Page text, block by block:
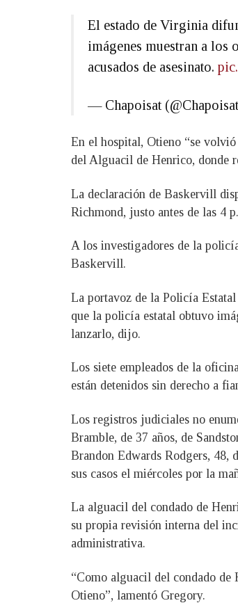
El estado de Virginia
imágenes muestran a los
acusados de asesinato.
— Chapoisat
En el hospital, Otieno “se
del Alguacil de Henrico, donde
La declaración de Baskervill
Richmond, justo antes de las 4
A los investigadores de la
Baskervill.
La portavoz de la Policía
que la policía estatal obtuvo
lanzarlo, dijo.
Los siete empleados de la
están detenidos sin derecho a
Los registros judiciales no
Bramble, de 37 años, de
Brandon Edwards Rodgers, 48,
sus casos el miércoles por la
La alguacil del condado de
su propia revisión interna del
administrativa.
“Como alguacil del condado
Otieno”, lamentó Gregory.